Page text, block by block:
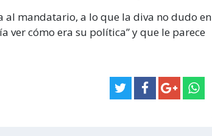
mandatario, a lo que la diva no dudo en
ver cómo era su política” y que le parece